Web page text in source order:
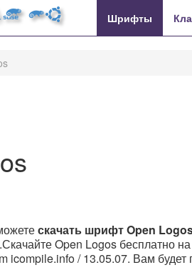
Шрифты
скачать шрифт Open
Open Logos бесплатно
icompile.info / 13.05.07. Вам